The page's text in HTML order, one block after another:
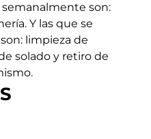
semanalmente son:
Y las que se
limpieza de
solado y retiro de